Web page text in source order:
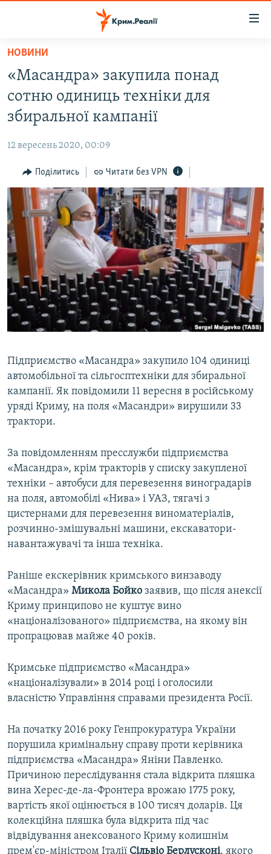
Перейти
основного
матеріалу
Перейти
до
основної
навігації
Перейти
до
пошуку
ВОДА.КРИМ
ВІДЕО ТА ФОТО
БЛОГИ
ПОГЛЯД
ІНТЕРВ'Ю
ВСЕ ЗА ДЕНЬ
СПЕЦПРОЕКТИ
ДЕПОРТАЦІЯ
ВІДЕОУРОКИ «ELIFBE»
СВІДЧЕННЯ ОКУПАЦІЇ
УКРАЇНСЬКА ПРОБЛЕМА КРИМУ
ЯК ОБІЙТИ БЛОКУВАННЯ
Русский
Qırımtatar
Усі сайти RFE/RL
НОВИНИ
«Масандра» закупила понад
сотню одиниць техніки для
збиральної кампанії
12 вересень 2020, 00:09
Поділитись Читати без VPN
Підприємство «Масандра» закупило 104 одиниці
автомобільної та сільгосптехніки для збиральної
кампанії. Як повідомили 11 вересня в російському
уряді Криму, на поля «Масандри» вирушили 33
трактори.
За повідомленням пресслужби підприємства
«Масандра», крім тракторів у списку закупленої
техніки – автобуси для перевезення виноградарів
на поля, автомобілі «Нива» і УАЗ, тягачі з
цистернами для перевезення виноматеріалів,
розчинно-змішувальні машини, екскаватори-
навантажувачі та інша техніка.
Раніше екскерівник кримського винзаводу
«Масандра» Микола Бойко заявив, що після анексії
Криму принципово не куштує вино
«націоналізованого» підприємства, на якому він
пропрацював майже 40 років.
Кримське підприємство «Масандра»
«націоналізували» в 2014 році і оголосили
власністю Управління справами президента Росії.
На початку 2016 року Генпрокуратура України
порушила кримінальну справу проти керівника
підприємства «Масандра» Яніни Павленко.
Причиною переслідування стала відкрита пляшка
вина Херес-де-ла-Фронтера врожаю 1775 року,
вартість якої оцінюється в 100 тисяч доларів. Ця
колекційна пляшка була відкрита під час
відвідування анексованого Криму колишнім
прем'єр-міністром Італії Сільвіо Берлусконі, якого